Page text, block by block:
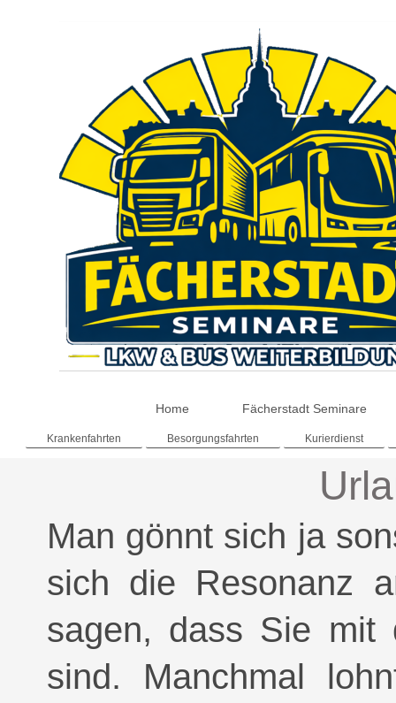
Home Fächerstadt Seminare
Krankenfahrten Besorgungsfahrten Kurierdienst
Man gönnt sich ja
sich die Resonanz
sagen, dass Sie mit
sind. Manchmal